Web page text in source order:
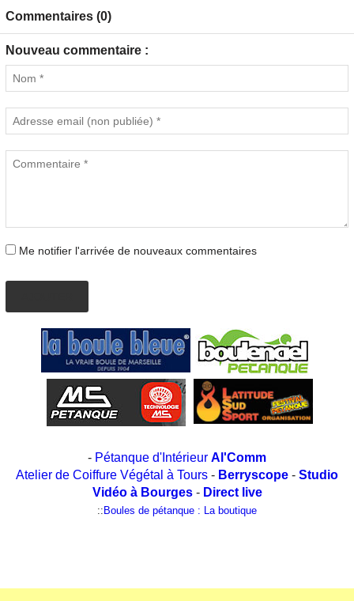
Commentaires (0)
Nouveau commentaire :
Me notifier l'arrivée de nouveaux commentaires
- Pétanque d'Intérieur Al'Comm
Atelier de Coiffure Végétal à Tours - Berryscope - Studio
Vidéo à Bourges- Direct live
:: Boules de pétanque : La boutique